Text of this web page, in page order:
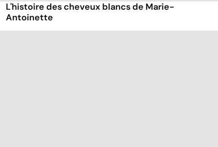
L'histoire des cheveux blancs de Marie-
Antoinette